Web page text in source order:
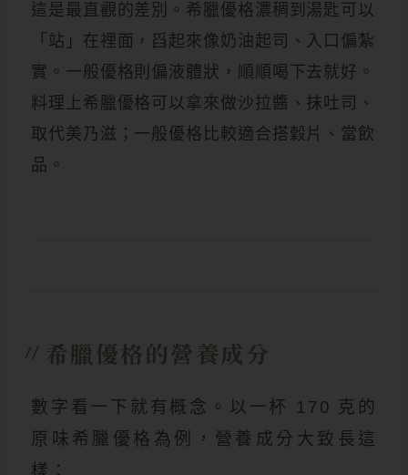
這是最直觀的差別。希臘優格濃稠到湯匙可以
「站」在裡面，舀起來像奶油起司、入口偏紮
實。一般優格則偏液體狀，順順喝下去就好。
料理上希臘優格可以拿來做沙拉醬、抹吐司、
取代美乃滋；一般優格比較適合搭穀片、當飲
品。
// 希臘優格的營養成分
數字看一下就有概念。以一杯 170 克的
原味希臘優格為例，營養成分大致長這
樣：